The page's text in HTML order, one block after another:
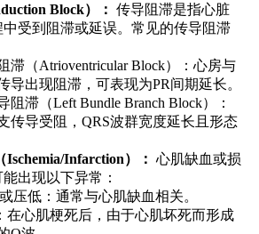
Block）： 传导阻滞是指心脏
受到阻滞或延误。常见的传导阻滞
滞（Atrioventricular Block）：心房与
导出现阻滞，可表现为PR间期延长。
阻滞（Left Bundle Branch Block）：
传导受阻，QRS波群宽度延长且形态
Infarction）： 心肌缺血或损
出现以下异常：
压低：通常与心肌缺血相关。
在心肌梗死后，由于心肌坏死而形成